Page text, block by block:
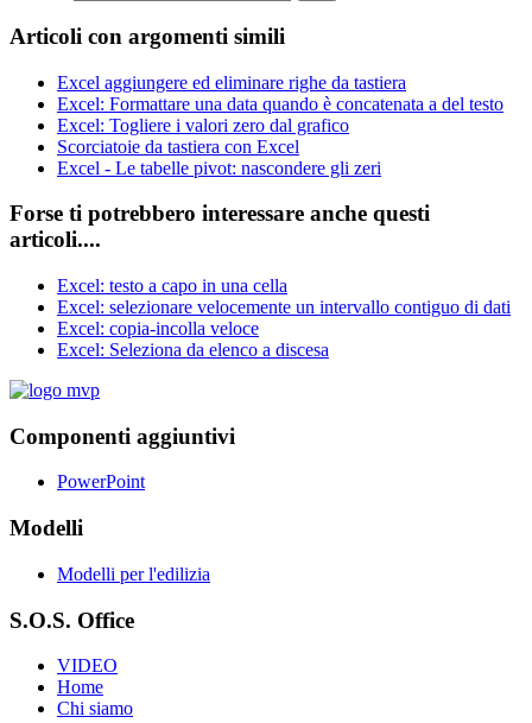
Articoli con argomenti simili
Excel aggiungere ed eliminare righe da tastiera
Excel: Formattare una data quando è concatenata a del testo
Excel: Togliere i valori zero dal grafico
Scorciatoie da tastiera con Excel
Excel - Le tabelle pivot: nascondere gli zeri
Forse ti potrebbero interessare anche questi
articoli....
Excel: testo a capo in una cella
Excel: selezionare velocemente un intervallo contiguo di dati
Excel: copia-incolla veloce
Excel: Seleziona da elenco a discesa
Componenti aggiuntivi
PowerPoint
Modelli
Modelli per l'edilizia
S.O.S. Office
VIDEO
Home
Chi siamo